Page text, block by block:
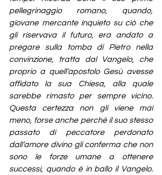
pellegrinaggio romano, quando,
giovane mercante inquieto su ciò che
gli riservava il futuro, era andato a
pregare sulla tomba di Pietro nella
convinzione, tratta dal Vangelo, che
proprio a quell’apostolo Gesù avesse
affidato la sua Chiesa, alla quale
sarebbe rimasto per sempre vicino.
Questa certezza non gli viene mai
meno, forse anche perché il suo stesso
passato di peccatore perdonato
dall’amore divino gli conferma che non
sono le forze umane a ottenere
successi, quando è in ballo il Vangelo.